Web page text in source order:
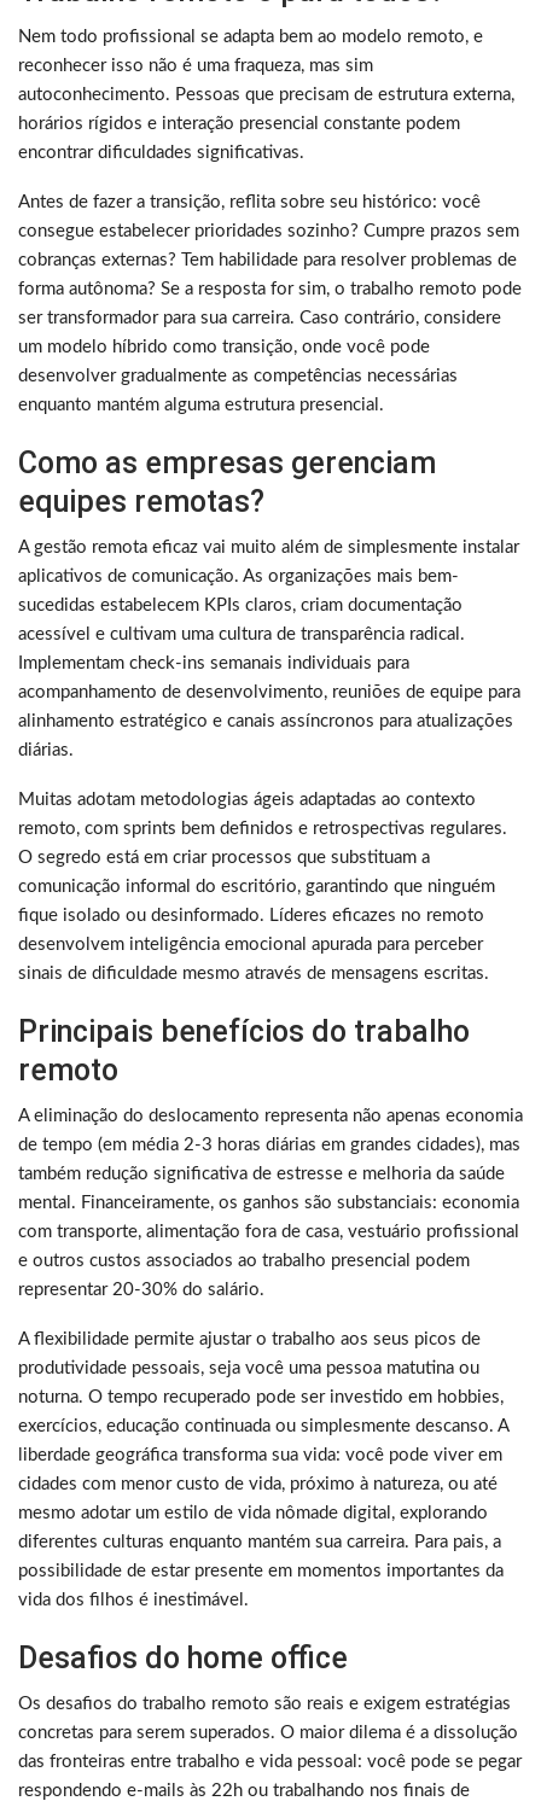
Nem todo profissional se adapta bem ao modelo remoto, e
reconhecer isso não é uma fraqueza, mas sim
autoconhecimento. Pessoas que precisam de estrutura externa,
horários rígidos e interação presencial constante podem
encontrar dificuldades significativas.
Antes de fazer a transição, reflita sobre seu histórico: você
consegue estabelecer prioridades sozinho? Cumpre prazos sem
cobranças externas? Tem habilidade para resolver problemas de
forma autônoma? Se a resposta for sim, o trabalho remoto pode
ser transformador para sua carreira. Caso contrário, considere
um modelo híbrido como transição, onde você pode
desenvolver gradualmente as competências necessárias
enquanto mantém alguma estrutura presencial.
Como as empresas gerenciam
equipes remotas?
A gestão remota eficaz vai muito além de simplesmente instalar
aplicativos de comunicação. As organizações mais bem-
sucedidas estabelecem KPIs claros, criam documentação
acessível e cultivam uma cultura de transparência radical.
Implementam check-ins semanais individuais para
acompanhamento de desenvolvimento, reuniões de equipe para
alinhamento estratégico e canais assíncronos para atualizações
diárias.
Muitas adotam metodologias ágeis adaptadas ao contexto
remoto, com sprints bem definidos e retrospectivas regulares.
O segredo está em criar processos que substituam a
comunicação informal do escritório, garantindo que ninguém
fique isolado ou desinformado. Líderes eficazes no remoto
desenvolvem inteligência emocional apurada para perceber
sinais de dificuldade mesmo através de mensagens escritas.
Principais benefícios do trabalho
remoto
A eliminação do deslocamento representa não apenas economia
de tempo (em média 2-3 horas diárias em grandes cidades), mas
também redução significativa de estresse e melhoria da saúde
mental. Financeiramente, os ganhos são substanciais: economia
com transporte, alimentação fora de casa, vestuário profissional
e outros custos associados ao trabalho presencial podem
representar 20-30% do salário.
A flexibilidade permite ajustar o trabalho aos seus picos de
produtividade pessoais, seja você uma pessoa matutina ou
noturna. O tempo recuperado pode ser investido em hobbies,
exercícios, educação continuada ou simplesmente descanso. A
liberdade geográfica transforma sua vida: você pode viver em
cidades com menor custo de vida, próximo à natureza, ou até
mesmo adotar um estilo de vida nômade digital, explorando
diferentes culturas enquanto mantém sua carreira. Para pais, a
possibilidade de estar presente em momentos importantes da
vida dos filhos é inestimável.
Desafios do home office
Os desafios do trabalho remoto são reais e exigem estratégias
concretas para serem superados. O maior dilema é a dissolução
das fronteiras entre trabalho e vida pessoal: você pode se pegar
respondendo e-mails às 22h ou trabalhando nos finais de